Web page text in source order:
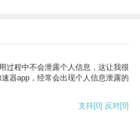
过程中不会泄露个人信息，这让我很
器app，经常会出现个人信息泄露的
支持[0] 反对[0]